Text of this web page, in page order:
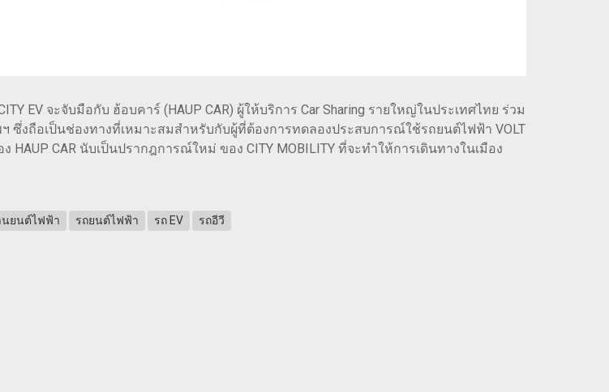
EV จะจับมือกับ ฮ้อบคาร์ (HAUP CAR) ผู้ให้บริการ Car Sharing รายใหญ่ในประเทศไทย ร่วม
พฯ ซึ่งถือเป็นช่องทางที่เหมาะสมสำหรับกับผู้ที่ต้องการทดลองประสบการณ์ใช้รถยนต์ไฟฟ้า VOLT
HAUP CAR นับเป็นปรากฎการณ์ใหม่ ของ CITY MOBILITY ที่จะทำให้การเดินทางในเมือง
นยนต์ไฟฟ้า รถยนต์ไฟฟ้า รถ EV รถอีวี